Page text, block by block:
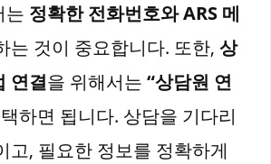
는 정확한 전화번호와 ARS 메
는 것이 중요합니다. 또한, 상
연결을 위해서는 “상담원 연
하면 됩니다. 상담을 기다리
고, 필요한 정보를 정확하게